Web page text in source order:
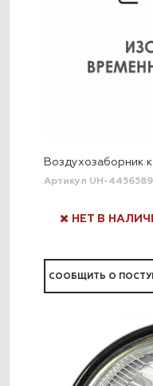
Воздухозаборник
Артикул UH-
НЕТ В
СООБЩИТЬ О